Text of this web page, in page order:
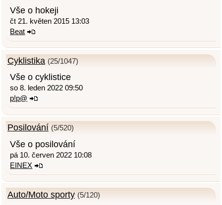
Vše o hokeji
čt 21. květen 2015 13:03
Beat
Cyklistika (25/1047)
Vše o cyklistice
so 8. leden 2022 09:50
p!p@
Posilování (5/520)
Vše o posilování
pá 10. červen 2022 10:08
EINEX
Auto/Moto sporty (5/120)